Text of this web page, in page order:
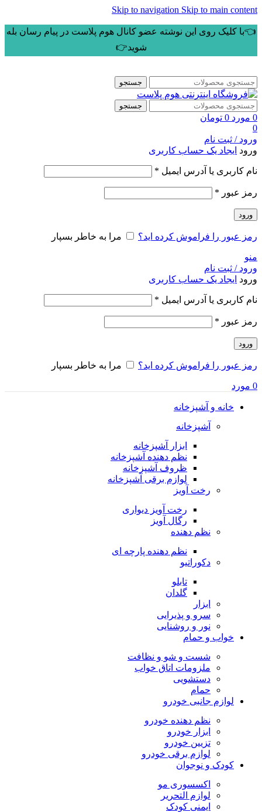
Skip to navigation Skip to main content
👈با کلیک روی این نوشته عضو کانال هوم پلاست در پیام رسان بله
شوید👉
جستجو
جستجو
0 مورد 0 تومان
0
ورود / ثبت نام
ورود ایجاد یک حساب کاربری
نام کاربری یا آدرس ایمیل *
رمز عبور *
ورود
رمز عبور را فراموش کرده اید؟ مرا به خاطر بسپار
منو
ورود / ثبت نام
ورود ایجاد یک حساب کاربری
نام کاربری یا آدرس ایمیل *
رمز عبور *
ورود
رمز عبور را فراموش کرده اید؟ مرا به خاطر بسپار
0 مورد
خانه و آشپزخانه
آشپزخانه
ابزار آشپزخانه
نظم دهنده آشپزخانه
ظروف آشپزخانه
لوازم برقی آشپزخانه
رخت آویز
رخت آویز دیواری
رگال آویز
نظم دهنده
نظم دهنده پارچه ای
دکوراتیو
تابلو
گلدان
ابزار
سرو و پذیرایی
نور و روشنایی
خواب و حمام
شست و شو و نظافت
ملزومات اتاق خواب
دستشویی
حمام
لوازم جانبی خودرو
نظم دهنده خودرو
ابزار خودرو
تزیین خودرو
لوازم برقی خودرو
کودک و نوجوان
اکسسوری مو
لوازم التحریر
ایمنی کودک